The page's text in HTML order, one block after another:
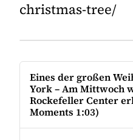
christmas-tree/
Eines der großen
York – Am Mittwoch
Rockefeller Center
Moments 1:03)